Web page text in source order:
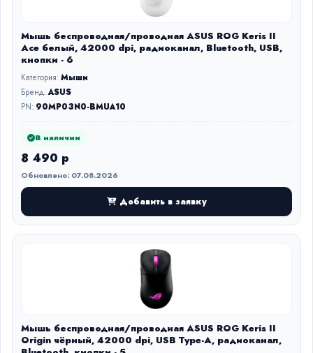
Мышь беспроводная/проводная ASUS ROG Keris II
Ace белый, 42000 dpi, радиоканал, Bluetooth, USB,
кнопки - 6
Категория:Мыши
Бренд:ASUS
PN: 90MP03N0-BMUA10
В наличии
8 490 р
Обновлено: 07.08.2026
Добавить в заявку
Мышь беспроводная/проводная ASUS ROG Keris II
Origin чёрный, 42000 dpi, USB Type-A, радиоканал,